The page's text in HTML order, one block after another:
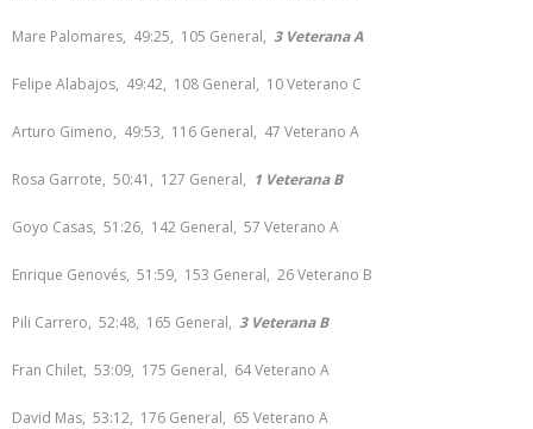
Mare Palomares, 49:25, 105 General, 3 Veterana A
Felipe Alabajos, 49:42, 108 General, 10 Veterano C
Arturo Gimeno, 49:53, 116 General, 47 Veterano A
Rosa Garrote, 50:41, 127 General, 1 Veterana B
Goyo Casas, 51:26, 142 General, 57 Veterano A
Enrique Genovés, 51:59, 153 General, 26 Veterano B
Pili Carrero, 52:48, 165 General, 3 Veterana B
Fran Chilet, 53:09, 175 General, 64 Veterano A
David Mas, 53:12, 176 General, 65 Veterano A